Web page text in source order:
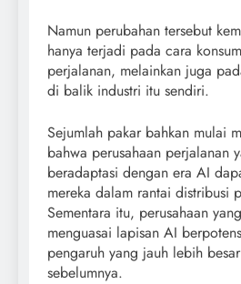
Namun perubahan tersebut
hanya terjadi pada cara
perjalanan, melainkan juga
di balik industri itu sendiri.
Sejumlah pakar bahkan mulai
bahwa perusahaan perjalanan
beradaptasi dengan era AI
mereka dalam rantai distribusi
Sementara itu, perusahaan
menguasai lapisan AI
pengaruh yang jauh lebih
sebelumnya.